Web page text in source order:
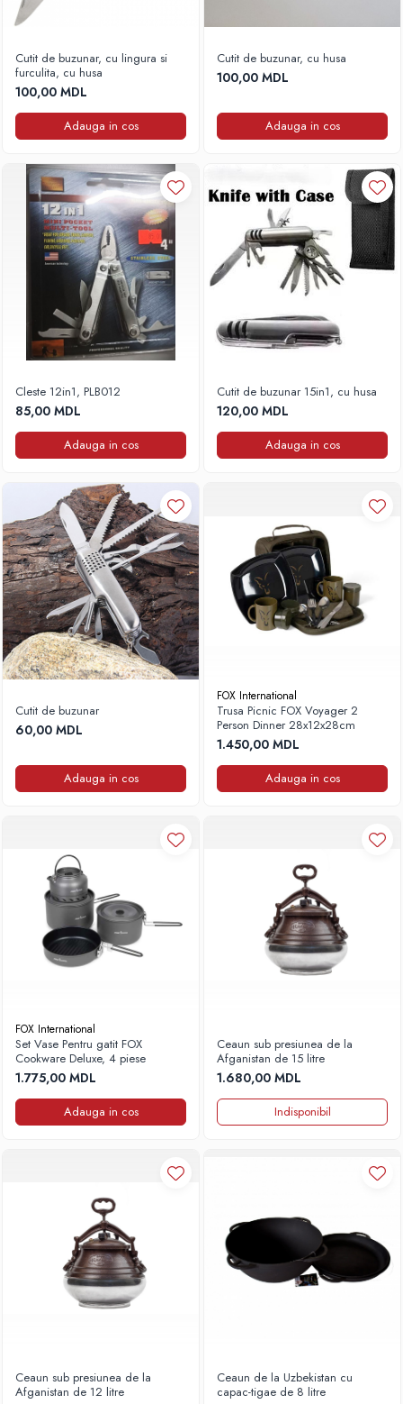
Barci, sonare
Barci
Sonare
Camping pescuit
Accesorii
Aragazuri, incalzitoare
Corturi, Pavilioane
Frigidere
Lanterne
Saci de dormit, saltele, perne
Scaune
Umbrele
Imbracaminte, incaltaminte
Imbracaminte
Incaltaminte
Accesorii
Monturi
Cutit de buzunar, cu lingura si
furculita, cu husa
100,00 MDL
Adauga in cos
Cutit de buzunar, cu husa
100,00 MDL
Adauga in cos
Cleste 12in1, PLB012
85,00 MDL
Adauga in cos
Cutit de buzunar 15in1, cu husa
120,00 MDL
Adauga in cos
Cutit de buzunar
60,00 MDL
Adauga in cos
FOX International
Trusa Picnic FOX Voyager 2
Person Dinner 28x12x28cm
1.450,00 MDL
Adauga in cos
FOX International
Set Vase Pentru gatit FOX
Cookware Deluxe, 4 piese
1.775,00 MDL
Adauga in cos
Ceaun sub presiunea de la
Afganistan de 15 litre
1.680,00 MDL
Indisponibil
Ceaun sub presiunea de la
Afganistan de 12 litre
Ceaun de la Uzbekistan cu
capac-tigae de 8 litre